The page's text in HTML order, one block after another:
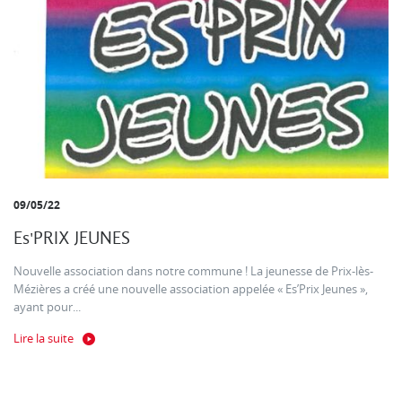
09/05/22
Es'PRIX JEUNES
Nouvelle association dans notre commune ! La jeunesse de Prix-lès-
Mézières a créé une nouvelle association appelée « Es’Prix Jeunes »,
ayant pour...
Lire la suite